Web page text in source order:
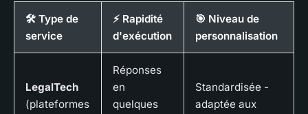
🛠️ Type de
service
⚡ Rapidité
d'exécution
🎯 Niveau de
personnalisation
LegalTech
(plateformes
Réponses
en
quelques
Standardisée -
adaptée aux